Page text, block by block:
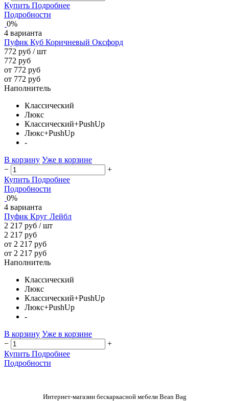
Купить Подробнее
Подробности
0%
4 варианта
Пуфик Куб Коричневый Оксфорд
772 руб / шт
772 руб
от 772 руб
от 772 руб
Наполнитель
Классический
Люкс
Классический+PushUp
Люкс+PushUp
-
В корзину Уже в корзине
−
+
Купить Подробнее
Подробности
0%
4 варианта
Пуфик Круг Лейбл
2 217 руб / шт
2 217 руб
от 2 217 руб
от 2 217 руб
Наполнитель
Классический
Люкс
Классический+PushUp
Люкс+PushUp
-
В корзину Уже в корзине
−
+
Купить Подробнее
Подробности
Интернет-магазин бескаркасной мебели Bean Bag